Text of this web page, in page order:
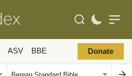
ASV BBE Donate